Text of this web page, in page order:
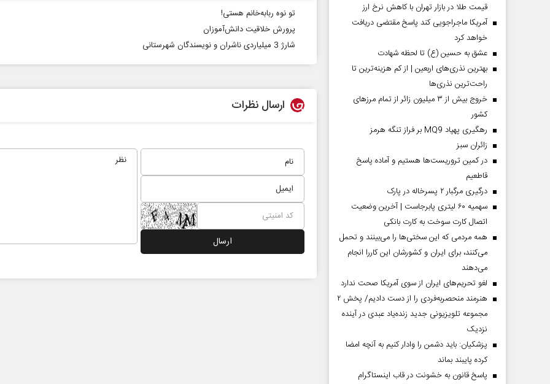
تو نوه ربابه‌خانم هستی!
پرورش خلاقیت دانش‌آموزان
شارژ 3 میلیاردی ناشران و نویسندگان شهرستانی
ارسال نظرات
قیمت طلا در بازار تهران با کاهش نرخ ارز
آمریکا ماجراجویی کند پاسخ مقتضی دریافت
خواهد کرد
عشق به حسین (ع) تا لحظه شهادت
بهترین نذری‌های اربعین | از کم هزینه‌ترین تا
راحت‌ترین نذری‌ها
خروج بیش از ۳ میلیون زائر از تمام مرز‌های
کشور
رهگیری پهپاد MQ9 بر فراز تنگه هرمز
‌زائران سبز
در کمین تروریست‌ها هستیم و آماده پاسخ
قاطعیم
درگیری مرگبار ۲ پسرخاله در پارک
سهمیه ۶۰ لیتری پابرجاست | آخرین وضعیت
اتصال کارت سوخت به کارت بانکی
همه مردمی که این سختی‌ها را می‌بینند و تحمل
می‌کنند، برای ایران و کشورشان این کاررا انجام
می‌دهند
لغو تحریم‌های ایران از سوی آمریکا صحت ندارد
هنرمند منحصر‌به‌فردی را از دست دادیم/ پخش ۲
مجموعه تلویزیونی جدید زنده‌یاد عبدی در آینده
نزدیک
پزشکیان: باید دشمن را وادار کنیم به آنچه امضا
کرده پایبند بماند
پاسخ قانون به خشونت در قاب اینستاگرام